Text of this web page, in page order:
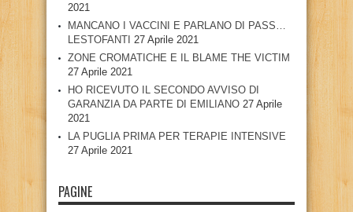
2021
MANCANO I VACCINI E PARLANO DI PASS…
LESTOFANTI 27 Aprile 2021
ZONE CROMATICHE E IL BLAME THE VICTIM
27 Aprile 2021
HO RICEVUTO IL SECONDO AVVISO DI
GARANZIA DA PARTE DI EMILIANO 27 Aprile
2021
LA PUGLIA PRIMA PER TERAPIE INTENSIVE
27 Aprile 2021
PAGINE